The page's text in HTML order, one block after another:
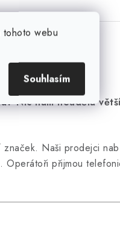
webu
Souhlasím
Nic nám neudělá
Naši prodejci
přijmou